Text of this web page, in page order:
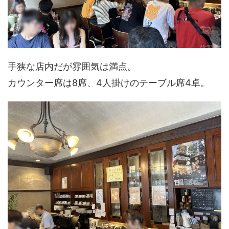
手狭な店内だが雰囲気は満点。
カウンター席は8席、4人掛けのテーブル席4卓。